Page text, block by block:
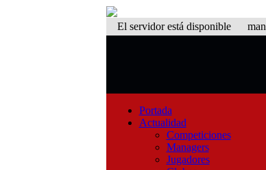
El servidor está disponible
Portada
Actualidad
Competiciones
Managers
Jugadores